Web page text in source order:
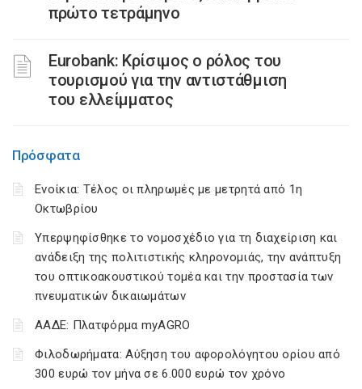
πρώτο τετράμηνο
Eurobank: Κρίσιμος ο ρόλος του
τουρισμού για την αντιστάθμιση
του ελλείμματος
Πρόσφατα
Ενοίκια: Τέλος οι πληρωμές με μετρητά από 1η
Οκτωβρίου
Υπερψηφίσθηκε το νομοσχέδιο για τη διαχείριση και
ανάδειξη της πολιτιστικής κληρονομιάς, την ανάπτυξη
του οπτικοακουστικού τομέα και την προστασία των
πνευματικών δικαιωμάτων
ΑΑΔΕ: Πλατφόρμα myAGRO
Φιλοδωρήματα: Αύξηση του αφορολόγητου ορίου από
300 ευρώ τον μήνα σε 6.000 ευρώ τον χρόνο